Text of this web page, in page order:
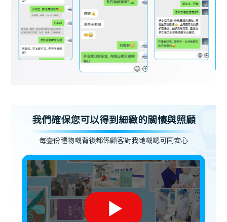
我們確保您可以得到細緻的關懷與照顧
每壹份禮物嘅背後都係顧客對我哋嘅認可同安心